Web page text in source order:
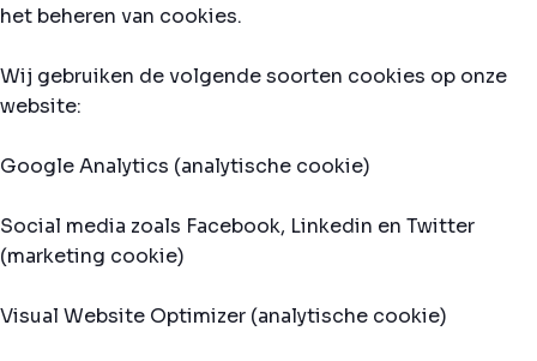
het beheren van cookies.
Wij gebruiken de volgende soorten cookies op onze
website:
Google Analytics (analytische cookie)
Social media zoals Facebook, Linkedin en Twitter
(marketing cookie)
Visual Website Optimizer (analytische cookie)